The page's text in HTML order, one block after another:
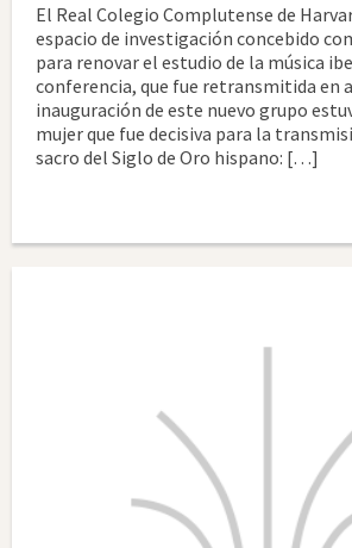
El Real Colegio Complutense de
espacio de investigación concebido
para renovar el estudio de la música
conferencia, que fue retransmitida en
inauguración de este nuevo grupo
mujer que fue decisiva para la
sacro del Siglo de Oro hispano: […]